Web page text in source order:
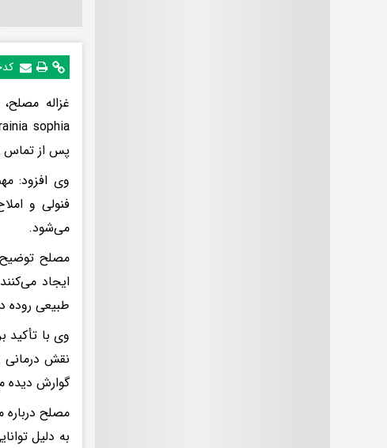
غزاله
پس از تماس
وی افزود:
فنولی و
می‌شود.
مصلح توضیح
ایجاد
طبیعی روده
وی با تأکید
نقش درمانی
گوارش دیده
مصلح
به دلیل